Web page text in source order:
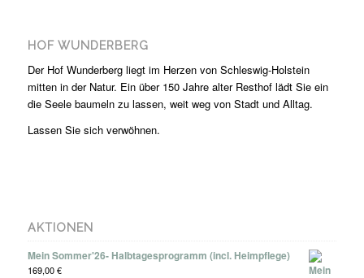
HOF WUNDERBERG
Der Hof Wunderberg liegt im Herzen von Schleswig-Holstein
mitten in der Natur. Ein über 150 Jahre alter Resthof lädt Sie ein
die Seele baumeln zu lassen, weit weg von Stadt und Alltag.
Lassen Sie sich verwöhnen.
AKTIONEN
Mein Sommer'26- Halbtagesprogramm (incl. Heimpflege)
169,00€